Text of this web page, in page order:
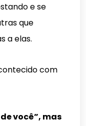
e se
que
a elas.
com
você”, mas